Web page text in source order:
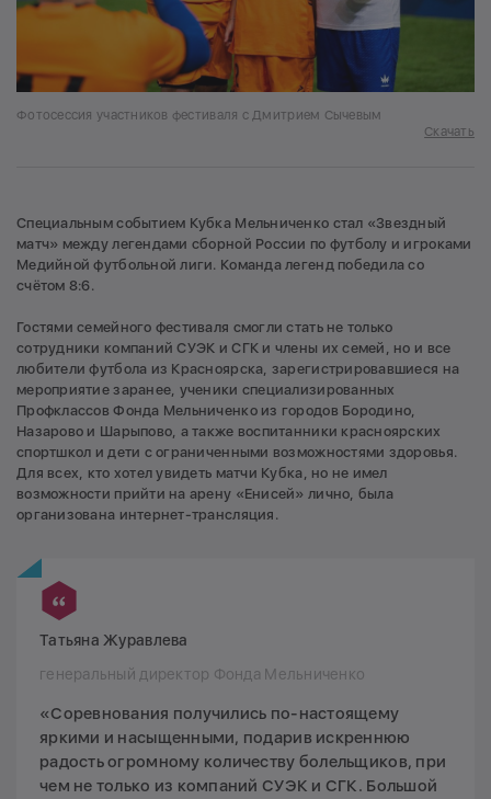
Фотосессия участников фестиваля с Дмитрием Сычевым
Скачать
Специальным событием Кубка Мельниченко стал «Звездный
матч» между легендами сборной России по футболу и игроками
Медийной футбольной лиги. Команда легенд победила со
счётом 8:6.
Гостями семейного фестиваля смогли стать не только
сотрудники компаний СУЭК и СГК и члены их семей, но и все
любители футбола из Красноярска, зарегистрировавшиеся на
мероприятие заранее, ученики специализированных
Профклассов Фонда Мельниченко из городов Бородино,
Назарово и Шарыпово, а также воспитанники красноярских
спортшкол и дети с ограниченными возможностями здоровья.
Для всех, кто хотел увидеть матчи Кубка, но не имел
возможности прийти на арену «Енисей» лично, была
организована интернет-трансляция.
Татьяна Журавлева
генеральный директор Фонда Мельниченко
«Соревнования получились по-настоящему
яркими и насыщенными, подарив искреннюю
радость огромному количеству болельщиков, при
чем не только из компаний СУЭК и СГК. Большой